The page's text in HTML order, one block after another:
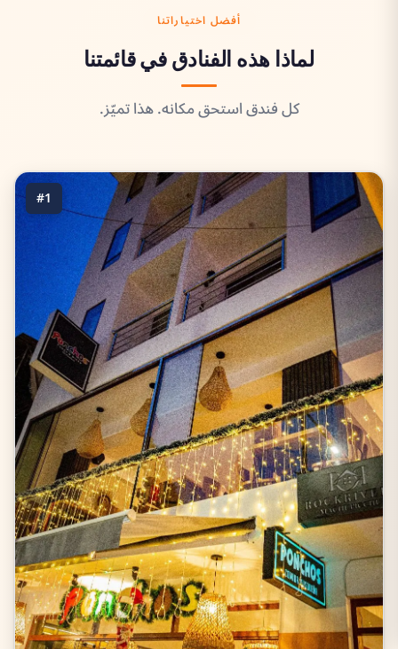
أفضل اختياراتنا
لماذا هذه الفنادق في قائمتنا
كل فندق استحق مكانه. هذا تميّز.
#1